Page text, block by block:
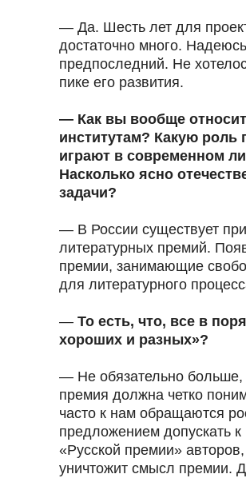
— Да. Шесть лет для
достаточно много.
предпоследний. Не
пике его развития.
— Как вы вообще
институтам? Какую роль
играют в современном
Насколько ясно
задачи?
— В России существует
литературных премий.
премии, занимающие
для литературного
— То есть, что, все в
хороших и разных»?
— Не обязательно больше,
премия должна четко
часто к нам обращаются
предложением допускать к
«Русской премии»
уничтожит смысл премии.